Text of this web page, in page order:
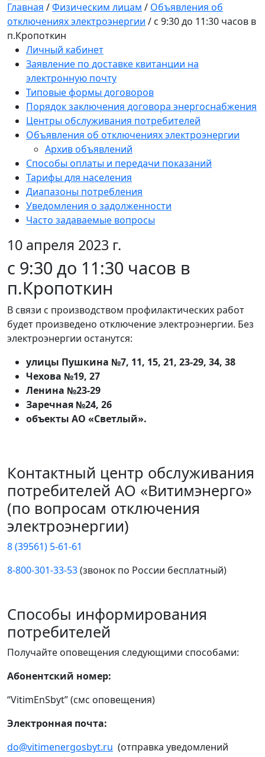
Главная /Физическим лицам / Объявления об
отключениях электроэнергии / с 9:30 до 11:30 часов в
п.Кропоткин
Личный кабинет
Заявление по доставке квитанции на
электронную почту
Типовые формы договоров
Порядок заключения договора энергоснабжения
Центры обслуживания потребителей
Объявления об отключениях электроэнергии
Архив объявлений
Способы оплаты и передачи показаний
Тарифы для населения
Диапазоны потребления
Уведомления о задолженности
Часто задаваемые вопросы
10 апреля 2023 г.
с 9:30 до 11:30 часов в
п.Кропоткин
В связи с производством профилактических работ
будет произведено отключение электроэнергии. Без
электроэнергии останутся:
улицы Пушкина №7, 11, 15, 21, 23-29, 34, 38
Чехова №19, 27
Ленина №23-29
Заречная №24, 26
объекты АО «Светлый».
Контактный центр обслуживания
потребителей АО «Витимэнерго»
(по вопросам отключения
электроэнергии)
8 (39561) 5-61-61
8-800-301-33-53(звонок по России бесплатный)
Способы информирования
потребителей
Получайте оповещения следующими способами:
Абонентский номер:
“VitimEnSbyt” (смс оповещения)
Электронная почта:
do@vitimenergosbyt.ru (отправка уведомлений